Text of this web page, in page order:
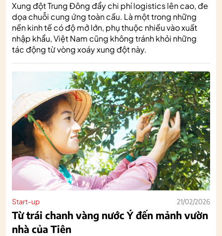
Xung đột Trung Đông đẩy chi phí logistics lên cao, đe
dọa chuỗi cung ứng toàn cầu. Là một trong những
nền kinh tế có độ mở lớn, phụ thuộc nhiều vào xuất
nhập khẩu, Việt Nam cũng không tránh khỏi những
tác động từ vòng xoáy xung đột này.
Start-up 21/02/2026
Từ trái chanh vàng nước Ý đến mảnh vườn
nhà của Tiên